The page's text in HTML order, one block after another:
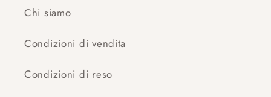
Chi siamo
Condizioni di vendita
Condizioni di reso